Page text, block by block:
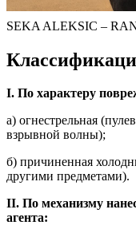
SEKA ALEKSIC –
I. По характеру
а) огнестрельная
взрывной волны);
б) причиненная
другими предметами).
II. По механизму
агента: